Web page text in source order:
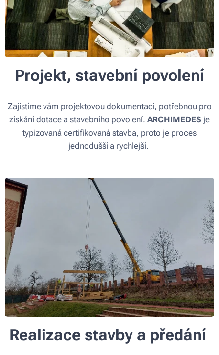
Projekt, stavební povolení
Zajistíme vám projektovou dokumentaci, potřebnou pro
získání dotace a stavebního povolení. ARCHIMEDES je
typizovaná certifikovaná stavba, proto je proces
jednodušší a rychlejší.
Realizace stavby a předání